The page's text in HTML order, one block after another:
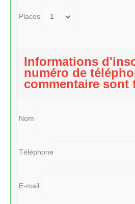
Places
Informations
numéro de
commentaire sont
Nom
Téléphone
E-mail